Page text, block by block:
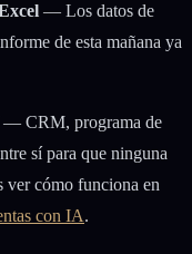
— Los datos de
de esta mañana ya
— CRM, programa de
sí para que ninguna
ver cómo funciona en
con IA.